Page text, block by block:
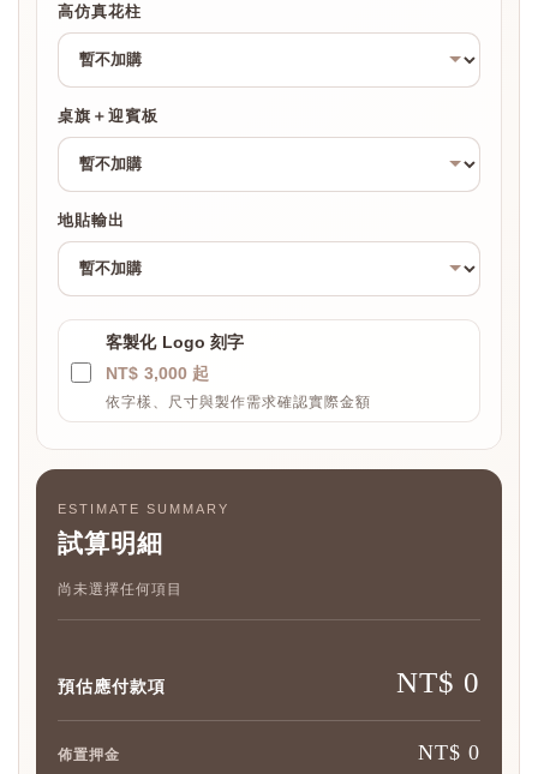
高仿真花柱
桌旗＋迎賓板
地貼輸出
客製化 Logo 刻字
NT$ 3,000 起
依字樣、尺寸與製作需求確認實際金額
ESTIMATE SUMMARY
試算明細
尚未選擇任何項目
預估應付款項 NT$ 0
佈置押金 NT$ 0